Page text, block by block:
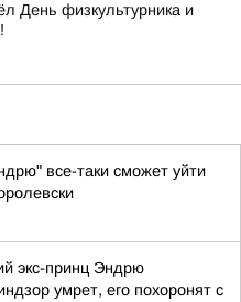
День физкультурника и
все-таки сможет уйти
экс-принц Эндрю
умрет, его похоронят с